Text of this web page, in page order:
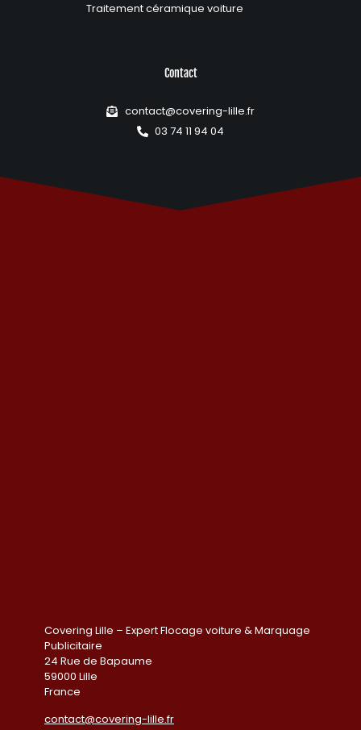
Traitement céramique voiture
Contact
contact@covering-lille.fr
03 74 11 94 04
Covering Lille – Expert Flocage voiture & Marquage
Publicitaire
24 Rue de Bapaume
59000 Lille
France
contact@covering-lille.fr